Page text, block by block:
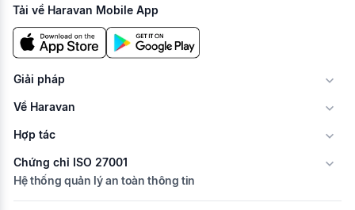
Tải về Haravan Mobile App
Giải pháp
Về Haravan
Hợp tác
Chứng chỉ ISO 27001
Hệ thống quản lý an toàn thông tin